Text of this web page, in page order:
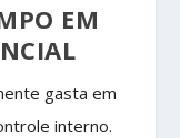
EM
gasta em
interno.